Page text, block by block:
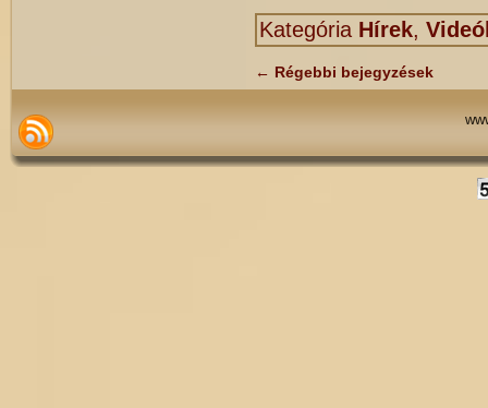
Kategória Hírek,
← Régebbi bejegyzések